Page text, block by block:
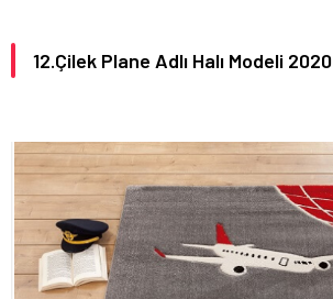
12.Çilek Plane Adlı Halı Modeli 2020